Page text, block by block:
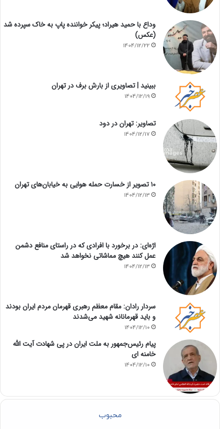
وداع با حمید هیراد؛ پیکر خواننده پاپ به خاک سپرده شد
(عکس)
1404/12/22
ببینید | تصاویری از بارش برف در تهران
1404/12/19
تصاویر: تهران در دود
1404/12/17
۱۰ تصویر از خسارت حمله هوایی به خیابان‌های تهران
1404/12/13
اژه‌ای: در برخورد با افرادی که در راستای منافع دشمن
عمل کنند هیچ مماشاتی نخواهد شد
1404/12/13
سردار رادان: مقام معظم رهبری قهرمان مردم ایران بودند
و باید قهرمانانه شهید می‌شدند
1404/12/10
پیام رئیس‌جمهور به ملت ایران در پی شهادت آیت الله
خامنه ای
1404/12/10
محبوب